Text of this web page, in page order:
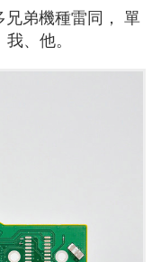
弟機種雷同，
單
、他。